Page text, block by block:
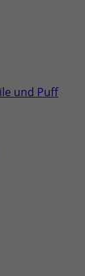
und Puff